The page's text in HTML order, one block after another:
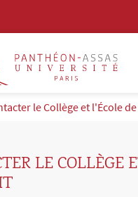
principalle Collège et l'École
LE COLLÈGE